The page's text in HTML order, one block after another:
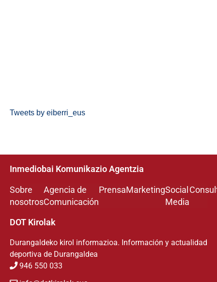
Tweets by eiberri_eus
Inmediobai Komunikazio Agentzia
Sobre
nosotros
Agencia de
Comunicación
PrensaMarketingSocial
Media
DOT Kirolak
Durangaldeko kirol informazioa. Información y actualidad
deportiva de Durangaldea
946 550 033